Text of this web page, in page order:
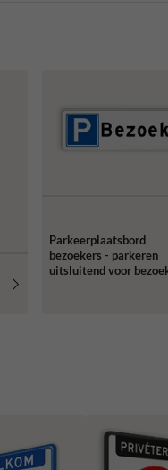
Parkeerplaatsbord
bezoekers - parkeren
uitsluitend voor